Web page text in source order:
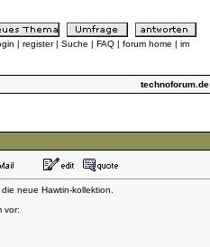
| register | Suche | FAQ | forum home | im
technoforum.de
neue Hawtin-kollektion.
vor: